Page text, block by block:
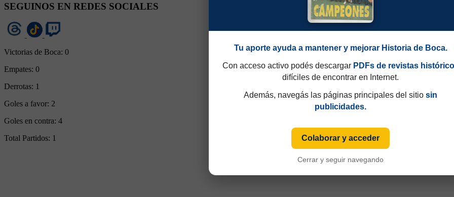
SEGUINOS EN REDES SOCIALES
Victorias de Boca: 0
Empates: 0
Derrotas: 1
Goles a favor: 2
Goles en contra: 4
Total Partidos: 1
Tu aporte ayuda a mantener y mejorar Historia de Boca.
Con acceso activo podés descargar PDFs de revistas
difíciles de encontrar en Internet.
Además, navegás las páginas principales del sitio sin
publicidades.
Colaborar y acceder
Cerrar y seguir navegando